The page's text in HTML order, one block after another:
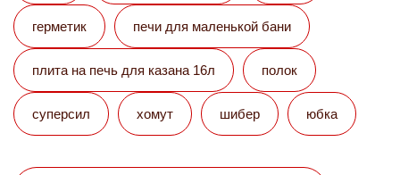
герметик печи для маленькой бани
плита на печь для казана 16л полок
суперсил хомут шибер юбка